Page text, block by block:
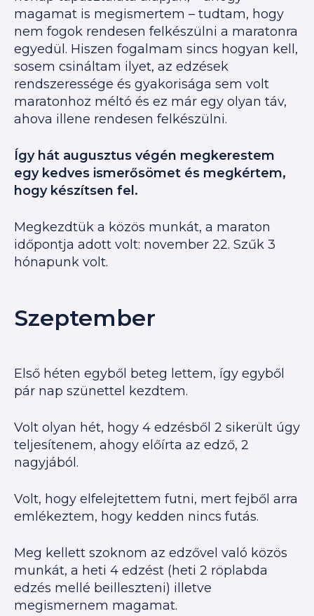
magamat is megismertem – tudtam, hogy
nem fogok rendesen felkészülni a maratonra
egyedül. Hiszen fogalmam sincs hogyan kell,
sosem csináltam ilyet, az edzések
rendszeressége és gyakorisága sem volt
maratonhoz méltó és ez már egy olyan táv,
ahova illene rendesen felkészülni.
Így hát augusztus végén megkerestem
egy kedves ismerősömet és megkértem,
hogy készítsen fel.
Megkezdtük a közös munkát, a maraton
időpontja adott volt: november 22. Szűk 3
hónapunk volt.
Szeptember
Első héten egyből beteg lettem, így egyből
pár nap szünettel kezdtem.
Volt olyan hét, hogy 4 edzésből 2 sikerült úgy
teljesítenem, ahogy előírta az edző, 2
nagyjából.
Volt, hogy elfelejtettem futni, mert fejből arra
emlékeztem, hogy kedden nincs futás.
Meg kellett szoknom az edzővel való közös
munkát, a heti 4 edzést (heti 2 röplabda
edzés mellé beilleszteni) illetve
megismernem magamat.